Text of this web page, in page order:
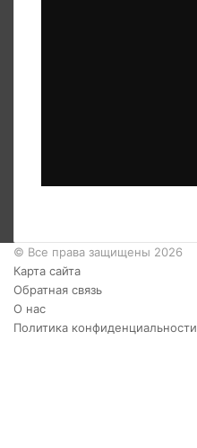
© Все права защищены 2026
Карта сайта
Обратная связь
О нас
Политика конфиденциальности